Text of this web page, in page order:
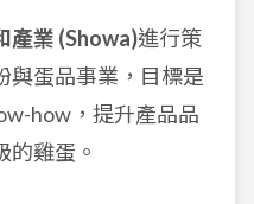
產業 (Showa)進行策
與蛋品事業，目標是
how，提升產品品
的雞蛋。